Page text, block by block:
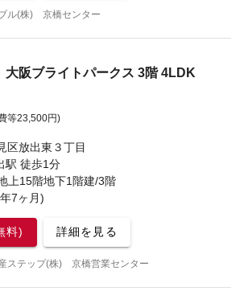
ル(株) 京橋センター
大阪ブライトパークス 3階 4LDK
等23,500円)
区放出東３丁目
駅 徒歩1分
上15階地下1階建/3階
7ヶ月)
料) 詳細を見る
ステップ(株) 京橋営業センター